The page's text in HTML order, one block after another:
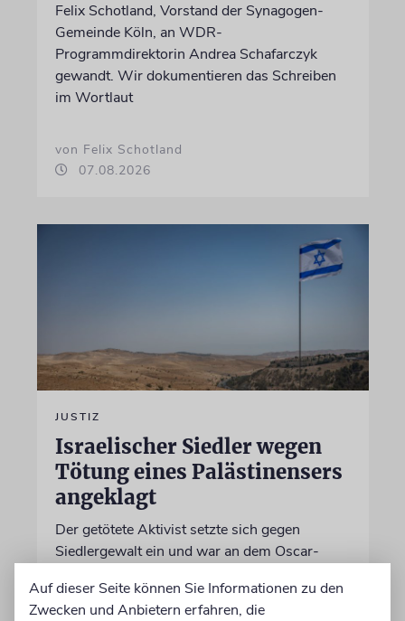
Felix Schotland, Vorstand der Synagogen-
Gemeinde Köln, an WDR-
Programmdirektorin Andrea Schafarczyk
gewandt. Wir dokumentieren das Schreiben
im Wortlaut
von Felix Schotland
07.08.2026
JUSTIZ
Israelischer Siedler wegen
Tötung eines Palästinensers
angeklagt
Der getötete Aktivist setzte sich gegen
Siedlergewalt ein und war an dem Oscar-
Jetzt steht der mutmaßliche Täter vor Gericht
Auf dieser Seite können Sie Informationen zu den
Zwecken und Anbietern erfahren, die